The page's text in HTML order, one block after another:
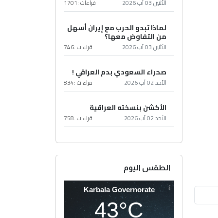
الأثنين 03 آب 2026 قراءات :1701
لماذا تبدو الحرب مع إيران أسهل
من التفاوض معها؟
الأثنين 03 آب 2026 قراءات :746
صحراء السعودي بدم العراقي !
الأحد 02 آب 2026 قراءات :834
الأكشن بنسخته العراقية
الأحد 02 آب 2026 قراءات :758
الطقس اليوم
Karbala Governorate
43°C